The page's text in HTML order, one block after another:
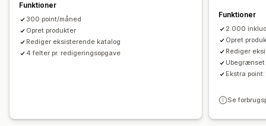
Funktioner
300 point/måned
Opret produkter
Rediger eksisterende katalog
4 felter pr. redigeringsopgave
Funktioner
2.000
Opret
Rediger
Ekstra
Se